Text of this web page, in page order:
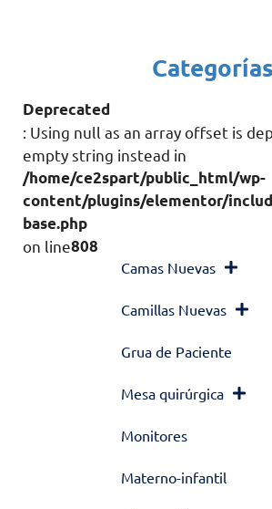
Categorías
Deprecated
: Using null as an array offset is
empty string instead in
/home/ce2spart/public_html/wp-
content/plugins/elementor/
base.php
on line808
Camas Nuevas
Camillas Nuevas
Grua de Paciente
Mesa quirúrgica
Monitores
Materno-infantil